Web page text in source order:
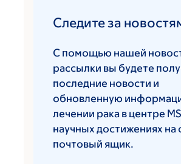
Следите за
С помощью нашей
рассылки вы будете
последние новости и
обновленную
лечении рака в центре
научных достижениях на
почтовый ящик.